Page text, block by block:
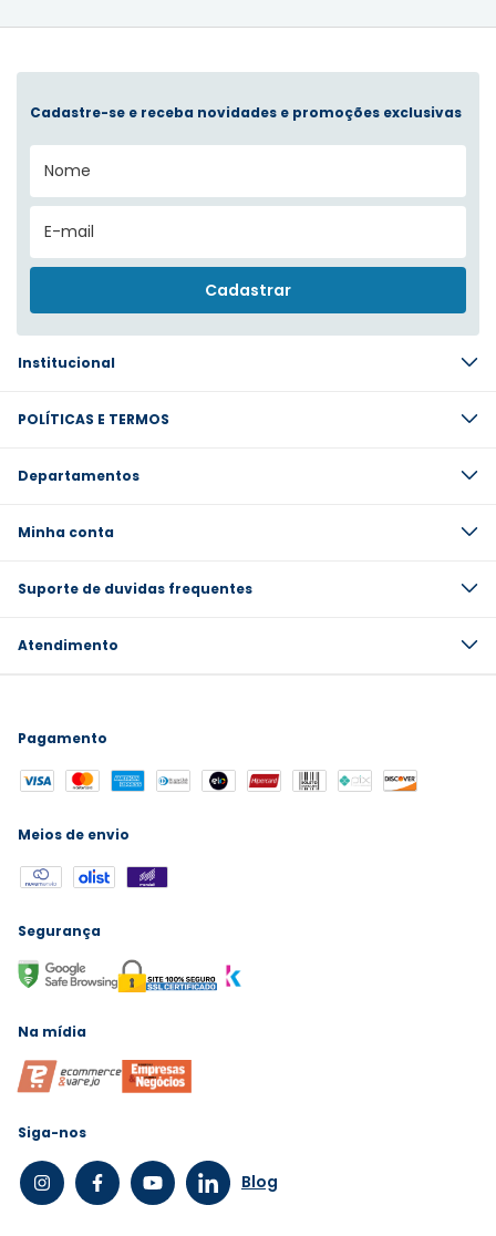
Institucional
POLÍTICAS E TERMOS
Departamentos
Minha conta
Suporte de duvidas frequentes
Atendimento
Cadastre-se e receba novidades e promoções exclusivas
Pagamento
Meios de envio
Segurança
Na mídia
Siga-nos
Blog